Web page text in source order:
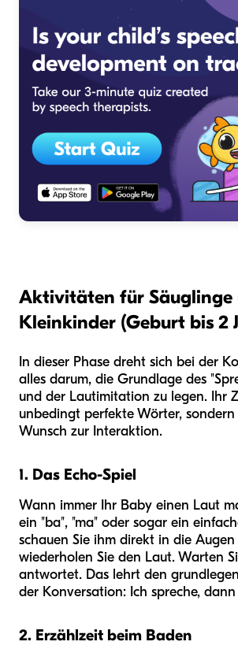
Aktivitäten für Säuglinge
Kleinkinder (Geburt bis 2
In dieser Phase dreht sich bei der
alles darum, die Grundlage des
und der Lautimitation zu legen. Ihr
unbedingt perfekte Wörter,
Wunsch zur Interaktion.
1. Das Echo-Spiel
Wann immer Ihr Baby einen Laut
ein "ba", "ma" oder sogar ein
schauen Sie ihm direkt in die Augen
wiederholen Sie den Laut. Warten
antwortet. Das lehrt den
der Konversation: Ich spreche,
2. Erzählzeit beim Baden